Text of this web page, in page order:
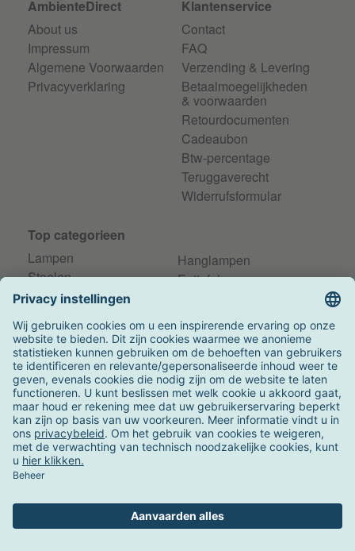
AmbienteDirect
About us
Impressum
Algemene Voorwaarden
Privacyverklaring
Klantenservice
Contact
FAQ
Verzending & Levering
Betaalmoegelijkheden
& voorwaarden
Retourdocumenten
Cadeaubon
Btw-percentage
Teruggaverecht
Widerrufsformular
Top categorieen
Lampen
Stoelen
Barkrukken
Meubilair
Zitbanken
Bijzettafels
Hanglampen
Eettafels
Cadeautips
Cadeaus voor hem
Cadeaus voor haar
Top designer
Alvar Aalto
Eileen Gray
Charles Eames
Philippe Starck
Konstantin Grcic
Egon Eiermann
Alfredo Häberli